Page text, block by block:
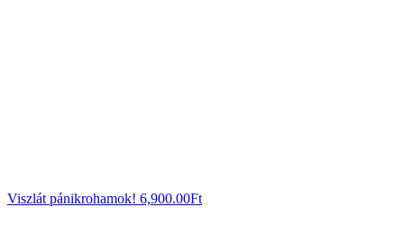
Viszlát pánikrohamok! 6,900.00Ft